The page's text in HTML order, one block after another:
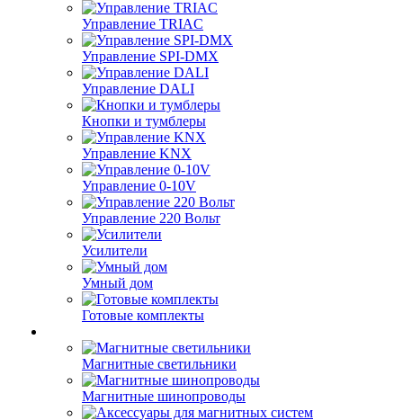
Управление TRIAC
Управление SPI-DMX
Управление DALI
Кнопки и тумблеры
Управление KNX
Управление 0-10V
Управление 220 Вольт
Усилители
Умный дом
Готовые комплекты
Магнитные светильники
Магнитные шинопроводы